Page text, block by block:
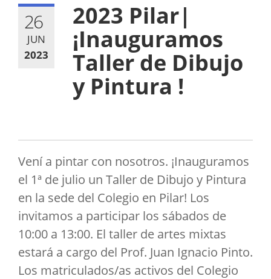
26
JUN
2023
2023 Pilar|
¡Inauguramos
Taller de Dibujo
y Pintura !
Vení a pintar con nosotros. ¡Inauguramos
el 1ª de julio un Taller de Dibujo y Pintura
en la sede del Colegio en Pilar! Los
invitamos a participar los sábados de
10:00 a 13:00. El taller de artes mixtas
estará a cargo del Prof. Juan Ignacio Pinto.
Los matriculados/as activos del Colegio